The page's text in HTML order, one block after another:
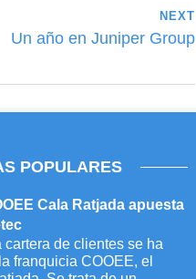
NEXT
Un año en Juniper Group
POPULARES
Cala Ratjada apuesta
cartera de clientes se ha
franquicia COOEE, el